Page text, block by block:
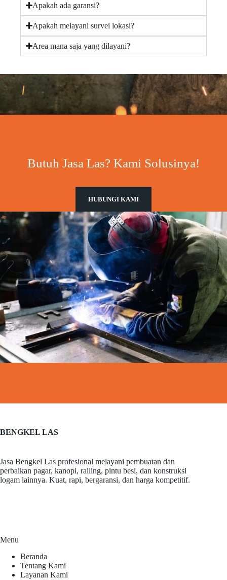
Apakah ada garansi?
Apakah melayani survei lokasi?
Area mana saja yang dilayani?
Butuh Jasa Las? Kami Solusinya!
HUBUNGI KAMI
BENGKEL LAS
Jasa Bengkel Las profesional melayani pembuatan dan
perbaikan pagar, kanopi, railing, pintu besi, dan konstruksi
logam lainnya. Kuat, rapi, bergaransi, dan harga kompetitif.
Menu
Beranda
Tentang Kami
Layanan Kami